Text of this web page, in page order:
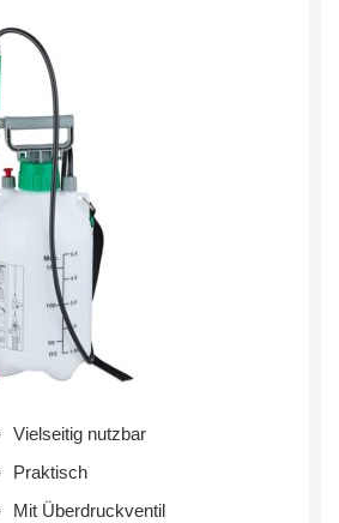
Vielseitig nutzbar
Praktisch
Mit Überdruckventil